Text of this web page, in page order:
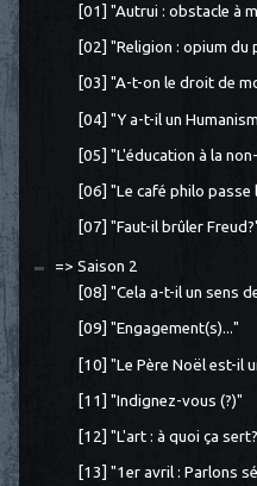
[01] "Autrui : obstacle à
[02] "Religion : opium du
[03] "A-t-on le droit de
[04] "Y a-t-il un
[05] "L'éducation à la
[06] "Le café philo passe
[07] "Faut-il brûler
=> Saison 2
[08] "Cela a-t-il un sens
[09] "Engagement(s)..."
[10] "Le Père Noël est-il
[11] "Indignez-vous (?)"
[12] "L'art : à quoi ça
[13] "1er avril : Parlons